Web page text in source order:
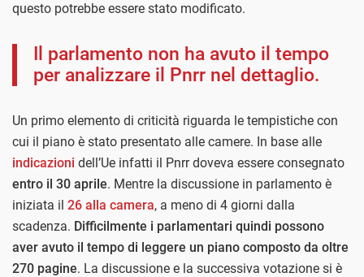
questo potrebbe essere stato modificato.
Il parlamento non ha avuto il tempo
per analizzare il Pnrr nel dettaglio.
Un primo elemento di criticità riguarda le tempistiche con
cui il piano è stato presentato alle camere. In base alle
indicazioni dell’Ue infatti il Pnrr doveva essere consegnato
entro il 30 aprile. Mentre la discussione in parlamento è
iniziata il 26 alla camera, a meno di 4 giorni dalla
scadenza. Difficilmente i parlamentari quindi possono
aver avuto il tempo di leggere un piano composto da oltre
270 pagine. La discussione e la successiva votazione si è